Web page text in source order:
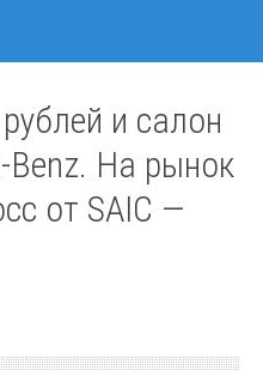
и салон
Benz. На рынок
от SAIC —